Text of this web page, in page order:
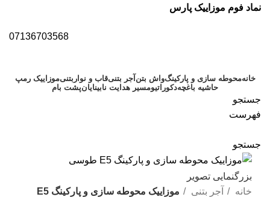
نماد فوم موزاییک پارس
07136703568
خانهمحوطه سازی و پارکینگواش بتن آجر بتنیقاب و نواربتنیموزاییک رمپ
حاشیه باغچهدکوراتیومسیر هدایت نابینایانپشت بام
جستجو
فهرست
جستجو
بزرگنمایی تصویر
خانه
آجر بتنی
موزاییک محوطه سازی و پارکینگ E5